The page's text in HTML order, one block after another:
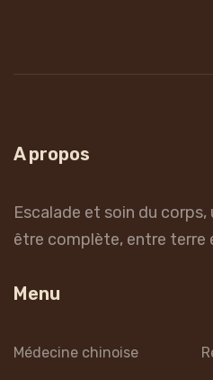
A propos
Escalade et soin du
être complète, entre terre
Menu
Médecine chinoise